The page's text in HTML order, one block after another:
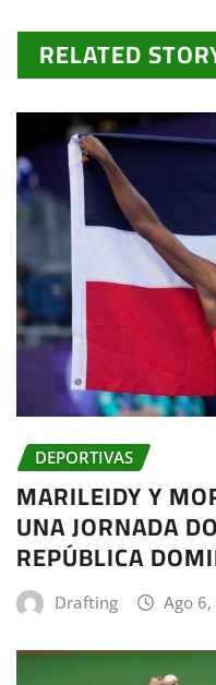
RELATED
DEPORTIVAS
MARILEIDY Y
UNA JORNADA
REPÚBLICA
Drafting Ago